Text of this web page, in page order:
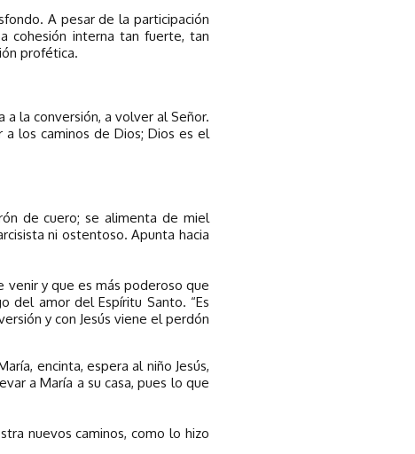
A pesar de la participación
cohesión interna tan fuerte, tan
profética.
la conversión, a volver al Señor.
los caminos de Dios; Dios es el
de cuero; se alimenta de miel
ni ostentoso. Apunta hacia
venir y que es más poderoso que
del amor del Espíritu Santo. “Es
y con Jesús viene el perdón
encinta, espera al niño Jesús,
a María a su casa, pues lo que
nuevos caminos, como lo hizo